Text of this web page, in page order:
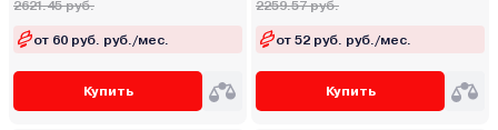
2621.45 руб.
от 60 руб. руб./мес.
Купить
2259.57 руб.
от 52 руб. руб./мес.
Купить